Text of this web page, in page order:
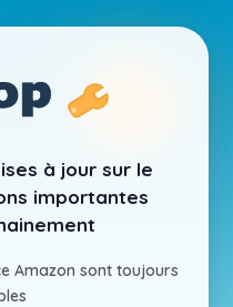
à jour sur le
importantes
Amazon sont toujours